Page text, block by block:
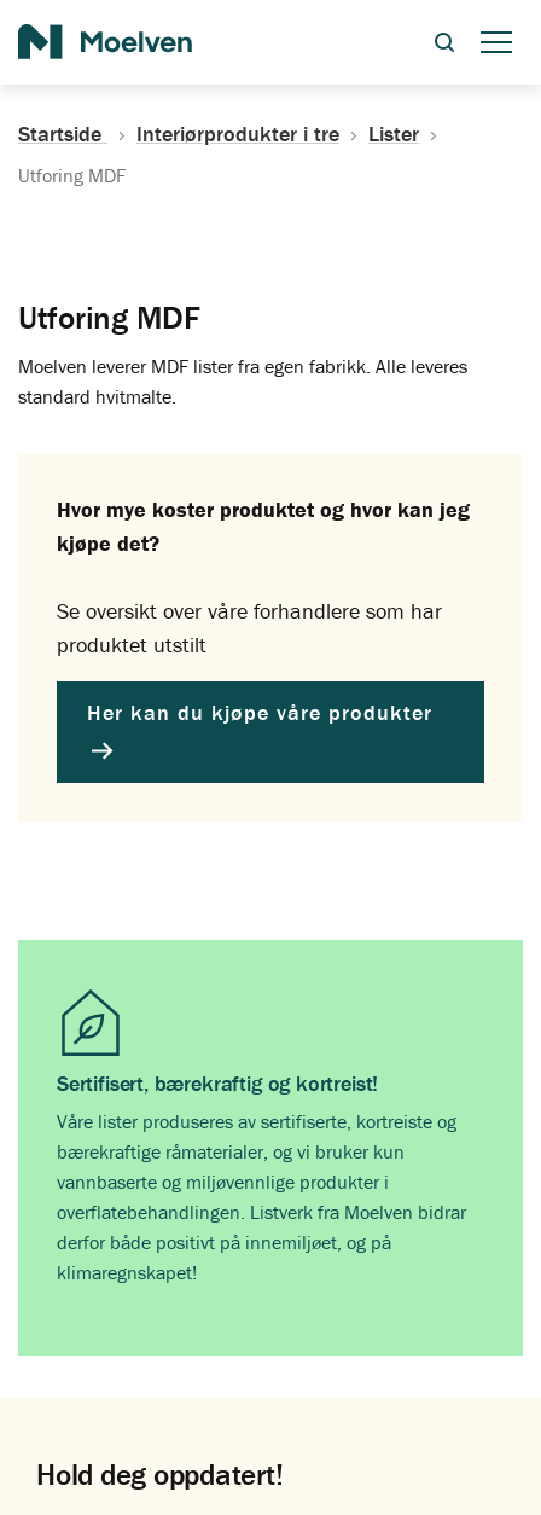
Startside Interiørprodukter i tre Lister
Utforing MDF
Moelven leverer MDF lister fra egen fabrikk. Alle leveres
standard hvitmalte.
Hvor mye koster produktet og hvor kan jeg
kjøpe det?
Se oversikt over våre forhandlere som har
produktet utstilt
Her kan du kjøpe våre produkter
Sertifisert, bærekraftig og kortreist!
Våre lister produseres av sertifiserte, kortreiste og
bærekraftige råmaterialer, og vi bruker kun
vannbaserte og miljøvennlige produkter i
overflatebehandlingen. Listverk fra Moelven bidrar
derfor både positivt på innemiljøet, og på
klimaregnskapet!
Utforing MDF
Hold deg oppdatert!